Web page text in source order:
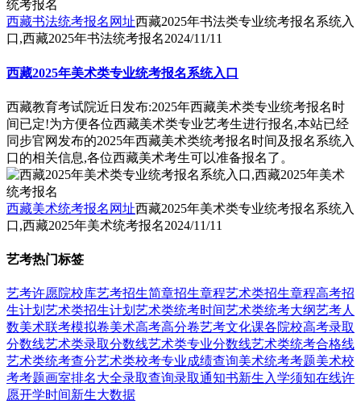
西藏书法统考报名网址西藏2025年书法类专业统考报名系统入
口,西藏2025年书法统考报名2024/11/11
西藏2025年美术类专业统考报名系统入口
西藏教育考试院近日发布:2025年西藏美术类专业统考报名时
间已定!为方便各位西藏美术类专业艺考生进行报名,本站已经
同步官网发布的2025年西藏美术类统考报名时间及报名系统入
口的相关信息,各位西藏美术考生可以准备报名了。
西藏美术统考报名网址西藏2025年美术类专业统考报名系统入
口,西藏2025年美术统考报名2024/11/11
艺考热门标签
艺考许愿院校库艺考招生简章招生章程艺术类招生章程高考招
生计划 艺术类招生计划 艺术类统考时间艺术类统考大纲艺考人
数美术联考模拟卷美术高考高分卷艺考文化课各院校高考录取
分数线艺术类录取分数线艺术类专业分数线艺术类统考合格线
艺术类统考查分艺术类校考专业成绩查询美术统考考题美术校
考考题画室排名大全录取查询录取通知书新生入学须知在线许
愿开学时间新生大数据